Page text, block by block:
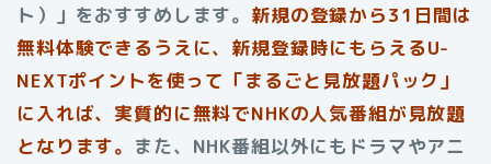
ト）」をおすすめします。 新規の登録から31日間は
無料体験できるうえに、新規登録時にもらえるU-
NEXTポイントを使って「まるごと見放題パック」
に入れば、実質的に無料でNHKの人気番組が見放題
となります。 また、NHK番組以外にもドラマやアニ